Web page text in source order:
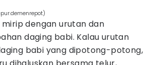
dengan urutan dan
daging babi. Kalau urutan
babi yang dipotong-potong,